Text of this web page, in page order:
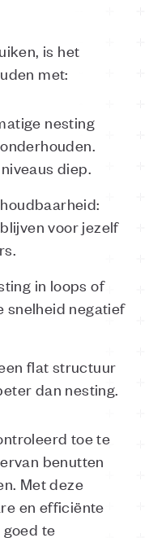
is het
met:
nesting
diep.
voor jezelf
in loops of
snelheid negatief
flat structuur
dan nesting.
toe te
benutten
Met deze
en efficiënte
te